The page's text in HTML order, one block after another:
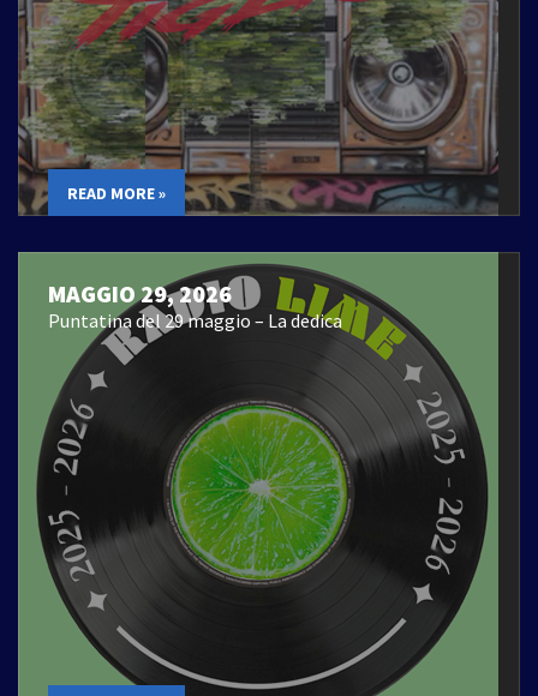
READ MORE »
MAGGIO 29, 2026
Puntatina del 29 maggio – La dedica